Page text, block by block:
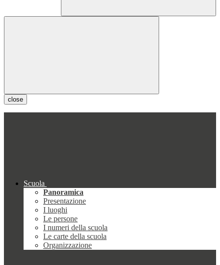
close
Scuola
Panoramica
Presentazione
I luoghi
Le persone
I numeri della scuola
Le carte della scuola
Organizzazione